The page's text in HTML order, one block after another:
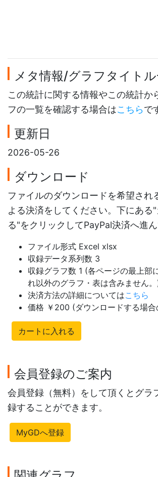
メタ情報/グラフタイト
この統計に関する情報やこの統計か
フの一覧を確認する場合はこちらで
更新日
2026-05-26
ダウンロード
ファイルのダウンロードを希望され
よる決済をしてください。下にある
る"をクリックしてPayPal決済へ進ん
ファイル形式 Excel xlsx
収録データ系列数 3
収録グラフ数 1 (各ページの最上部
れ以外のグラフ・表は含みません。
決済方法の詳細についてはこちら
価格 ￥200 (ダウンロードする場合
カートに入れる
会員登録のご案内
会員登録（無料）をして頂くとグラ
録することができます。
MyGDへ登録